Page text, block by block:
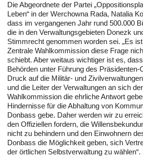
Die Abgeordnete der Partei
Leben“ in der Werchowna Rada, Natalia
dass im vergangenen Jahr rund 500.000
die in den Verwaltungsgebieten Donezk
Stimmrecht genommen worden sei. „Es
Zentrale Wahlkommission diese Frage
schiebt. Aber weitaus wichtiger ist es,
Behörden unter Führung des Präsidenten-
Druck auf die Militär- und
und die Leiter der Verwaltungen an sich
Wahlkommission die ehrliche Antwort
Hindernisse für die Abhaltung von
Donbass gebe. Daher werden wir zu
den Offiziellen fordern, die
nicht zu behindern und den Einwohnern
Donbass die Möglichkeit geben, sich
der örtlichen Selbstverwaltung zu wählen“.